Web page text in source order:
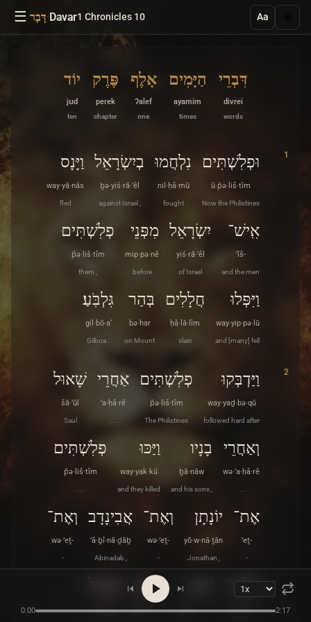
☰ דָּבָר·Davar1 Chronicles 10 Aa
דִּבְרֵי
divrei
words
הַיָּמִים
ayamim
times
אָלֶף
ʔalef
one
פֶּרֶק
peɾek
chapter
יוֹד
jʊd
ten
1 וּפְלִשְׁתִּים
ū·p̄ə·liš·tîm
Now the Philistines
נִלְחֲמוּ
nil·ḥă·mū
fought
בְיִשְׂרָאֵל
ḇə·yiś·rā·’êl
against Israel ,
וַיָּנָס
way·yā·nās
fled
אִֽישׁ־
’îš-
and the men
יִשְׂרָאֵל
yiś·rā·’êl
of Israel
מִפְּנֵי
mip·pə·nê
before
פְלִשְׁתִּים
p̄ə·liš·tîm
them ,
וַיִּפְּלוּ
way·yip·pə·lū
and [many] fell
חֲלָלִים
ḥă·lā·lîm
slain
בְּהַר
bə·har
on Mount
גִּלְבֹּֽעַ׃
gil·bō·a‘
Gilboa .
2 וַיַּדְבְּקוּ
way·yaḏ·bə·qū
followed hard after
פְלִשְׁתִּים
p̄ə·liš·tîm
The Philistines
אַחֲרֵי
’a·ḥă·rê
. . .
שָׁאוּל
šā·’ūl
Saul
וְאַחֲרֵי
wə·’a·ḥă·rê
. . .
בָנָיו
ḇā·nāw
and his sons ,
וַיַּכּוּ
way·yak·kū
and they killed
פְלִשְׁתִּים
p̄ə·liš·tîm
. . .
אֶת־
’eṯ-
-
יוֹנָתָן
yō·w·nā·ṯān
Jonathan ,
וְאֶת־
wə·’eṯ-
-
אֲבִינָדָב
’ă·ḇî·nā·ḏāḇ
Abinadab ,
וְאֶת־
wə·’eṯ-
-
מַלְכִּי־
mal·kî-
šū·a‘
בְּנֵי
bə·nê
šā·’ūl
0:00 2:17